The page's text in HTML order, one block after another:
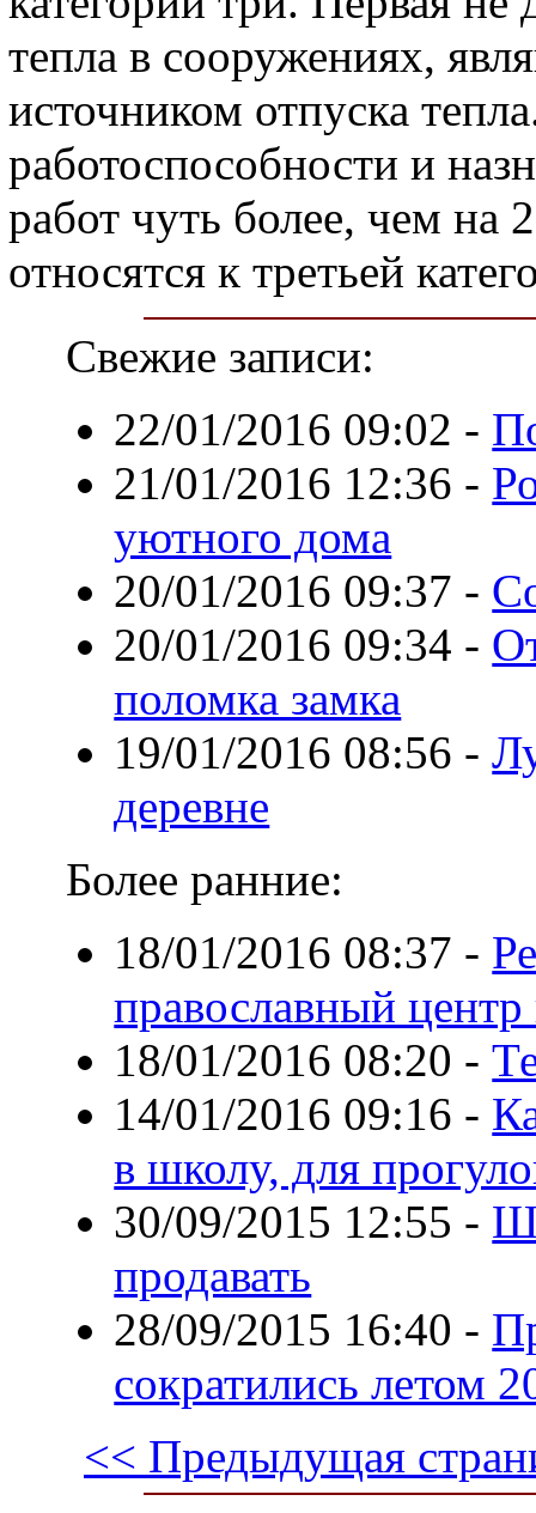
тепла в сооружениях,
источником отпуска
работоспособности и
работ чуть более, чем на
относятся к третьей
Свежие записи:
22/01/2016 09:02 -
21/01/2016 12:36 -
уютного дома
20/01/2016 09:37 -
20/01/2016 09:34 -
поломка замка
19/01/2016 08:56 -
деревне
Более ранние:
18/01/2016 08:37 -
православный
18/01/2016 08:20 -
14/01/2016 09:16 -
в школу, для
30/09/2015 12:55 -
продавать
28/09/2015 16:40 -
сократились летом
<< Предыдущая